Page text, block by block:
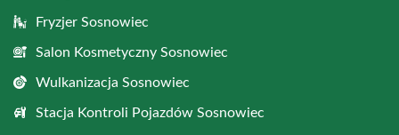
Fryzjer Sosnowiec
Salon Kosmetyczny Sosnowiec
Wulkanizacja Sosnowiec
Stacja Kontroli Pojazdów Sosnowiec